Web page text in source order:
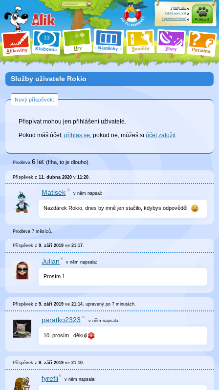
Alíkoviny Klubovna Hry Nástěnky Soutěže Vtipy Poradna
Výhody účtu
Založit nový účet
Zapomenuté heslo?
Přihlásit
Služby uživatele Rokio
Nový příspěvek:
Přispívat mohou jen přihlášení uživatelé.
Pokud máš účet,přihlas se, pokud ne, můžeš siúčet založit.
Prodleva6 let(fíha, to je dlouho)
Příspěvek z11. dubna 2020 v11:20
Matisek v němnapsal:
Nazdárek Rokio, dnes by mně jen stačilo, kdybys odpověděl.
Prodleva 7 měsíců.
Příspěvek z9. září 2019 ve21:17
Julian v něm napsala:
Prosím 1
Příspěvek z9. září 2019 ve21:14, upravenýpo 7 minutách.
paratko2323 v němnapsala:
10. prosím . děkuji
Příspěvek z9. září 2019 ve21:10.
fyrefli v něm napsala: